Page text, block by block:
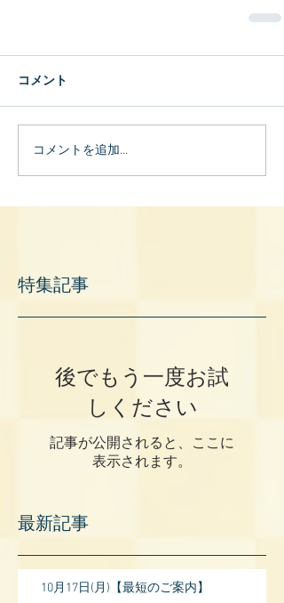
コメント
コメントを追加…
特集記事
後でもう一度お試
しください
記事が公開されると、ここに
表示されます。
最新記事
10月17日(月)【最短のご案内】